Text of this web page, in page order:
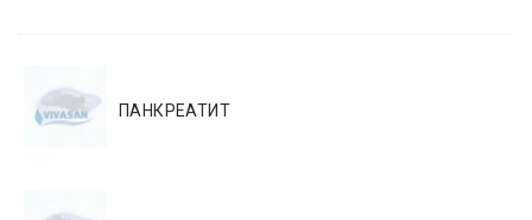
ПАНКРЕАТИТ